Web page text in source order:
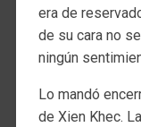
era de
de su cara no
ningún
Lo mandó
de Xien Khec.